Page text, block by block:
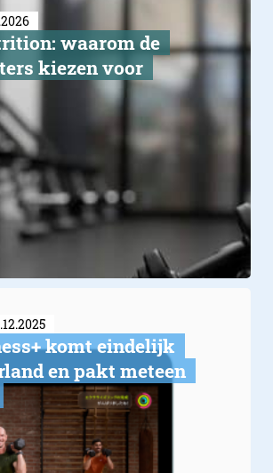
the flow
waarom de
kiezen voor
komt eindelijk
en pakt meteen